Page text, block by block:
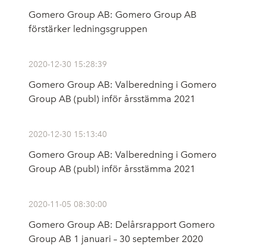
Gomero Group AB: Gomero Group AB
förstärker ledningsgruppen
2020-12-30 15:28:39
Gomero Group AB: Valberedning i Gomero
Group AB (publ) inför årsstämma 2021
2020-12-30 15:13:40
Gomero Group AB: Valberedning i Gomero
Group AB (publ) inför årsstämma 2021
2020-11-05 08:30:00
Gomero Group AB: Delårsrapport Gomero
Group AB 1 januari – 30 september 2020